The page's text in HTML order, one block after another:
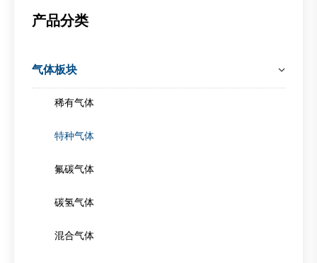
产品分类
气体板块
稀有气体
特种气体
氟碳气体
碳氢气体
混合气体